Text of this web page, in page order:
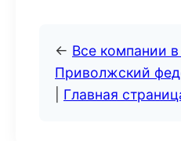
← Все компании
Приволжский
Главная